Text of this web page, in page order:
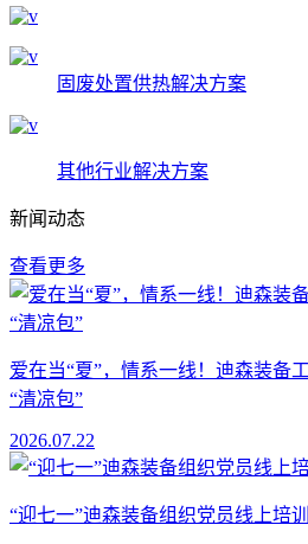
固废处置供热解决方案
其他行业解决方案
新闻动态
查看更多
爱在当“夏”，情系一线！迪森装备
“清凉包”
2026.07.22
“迎七一”迪森装备组织党员线上培